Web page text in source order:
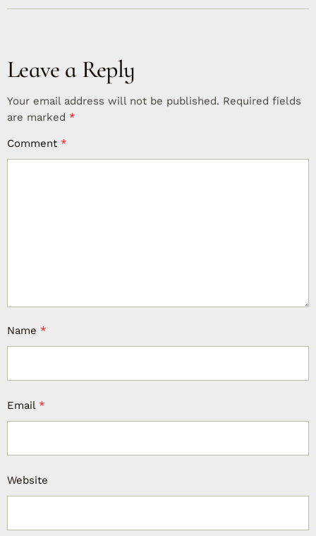
Leave a Reply
Your email address will not be published. Required fields
are marked *
Comment *
Name *
Email *
Website